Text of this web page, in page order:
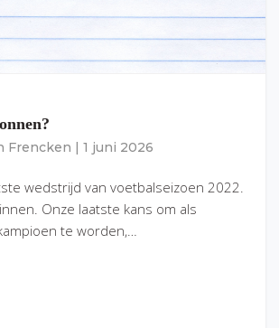
Frencken 1 juni 2026
wedstrijd van voetbalseizoen 2022.
Onze laatste kans om als
te worden,…